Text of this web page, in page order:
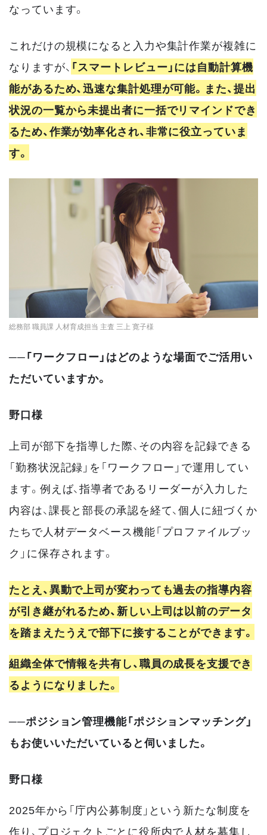
なっています。
これだけの規模になると入力や集計作業が複雑に
なりますが、 「スマートレビュー」には自動計算機
能があるため、迅速な集計処理が可能。また、提出
状況の一覧から未提出者に一括でリマインドでき
るため、作業が効率化され、非常に役立っていま
す。
総務部 職員課 人材育成担当 主査 三上 寛子様
──「ワークフロー」はどのような場面でご活用い
ただいていますか。
野口様
上司が部下を指導した際、その内容を記録できる
「勤務状況記録」を「ワークフロー」で運用してい
ます。例えば、指導者であるリーダーが入力した
内容は、課長と部長の承認を経て、個人に紐づくか
たちで人材データベース機能「プロファイルブッ
ク」に保存されます。
たとえ、異動で上司が変わっても過去の指導内容
が引き継がれるため、新しい上司は以前のデータ
を踏まえたうえで部下に接することができます。
組織全体で情報を共有し、職員の成長を支援でき
るようになりました。
──ポジション管理機能「ポジションマッチング」
もお使いいただいていると伺いました。
野口様
2025年から「庁内公募制度」という新たな制度を
作り、プロジェクトごとに役所内で人材を募集し